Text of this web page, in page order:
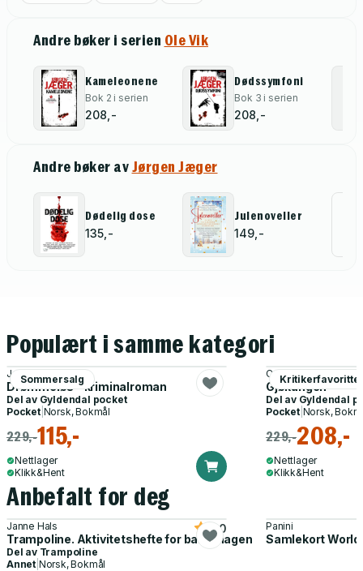
Andre bøker i serien Ole Vik
Kameleonene
Bok 2 i serien
208,-
Dødssymfoni
Bok 3 i serien
208,-
Andre bøker avJørgen Jæger
Dødelig dose
135,-
Julenoveller
149,-
Populært i samme kategori
Sommersalg
Jørgen Brekke
Drømmeløs - kriminalroman
Del av Gyldendal pocket
Pocket| Norsk, Bokmål
229,-115,-
Nettlager
Klikk&Hent
Camilla Läckberg
Gjøkungen
Del av Gyldendal
Pocket| Norsk,
229,-208,-
Nettlager
Klikk&Hent
Anbefalt for deg
Janne Hals
Trampoline. Aktivitetshefte for barnehagen
5.0
Del av Trampoline
Annet Norsk, Bokmål
Panini
Samlekort